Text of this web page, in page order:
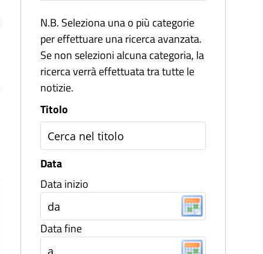
N.B. Seleziona una o più categorie
per effettuare una ricerca avanzata.
Se non selezioni alcuna categoria, la
ricerca verrà effettuata tra tutte le
notizie.
Titolo
Data
Data inizio
Data fine